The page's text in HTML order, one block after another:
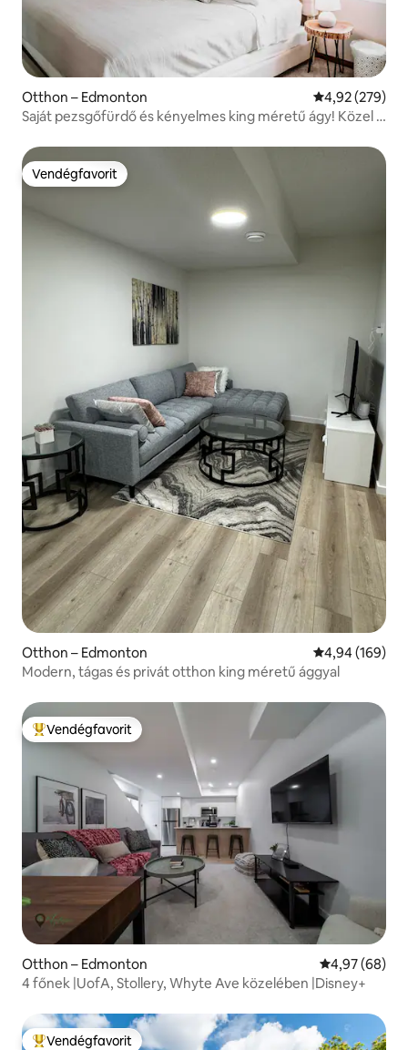
Otthon – Edmonton Átlagos
4,92 (279)
Saját pezsgőfürdő és kényelmes king méretű ágy! Közel a
Vendégfavorit
Vendégfavorit
Otthon – Edmonton Átlagos
4,94 (169)
Modern, tágas és privát otthon king méretű ággyal
Kiemelt vendégfavorit
Vendégfavorit
Otthon – Edmonton Átlagos
4,97 (68)
4 főnek |UofA, Stollery, Whyte Ave közelében |Disney+
Vendégfavorit